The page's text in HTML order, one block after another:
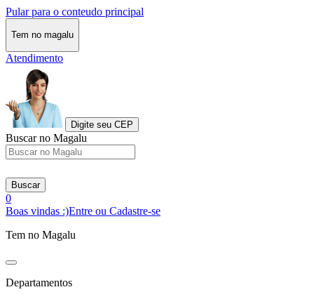
Pular para o conteudo principal
Tem no magalu
Atendimento
Digite seu CEP
Buscar no Magalu
Buscar
0
Boas vindas :)Entre ou Cadastre-se
Tem no Magalu
Departamentos